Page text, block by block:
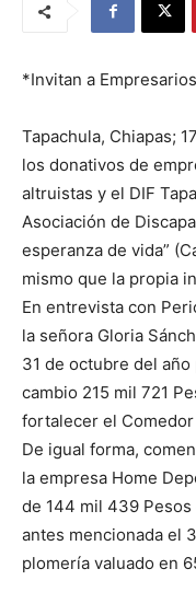
*Invitan a
Tapachula, Chiapas;
los donativos de
altruistas y el DIF
Asociación de
esperanza de vida”
mismo que la propia
En entrevista con
la señora Gloria
31 de octubre del
cambio 215 mil 721
fortalecer el
De igual forma,
la empresa Home
de 144 mil 439
antes mencionada el
plomería valuado en